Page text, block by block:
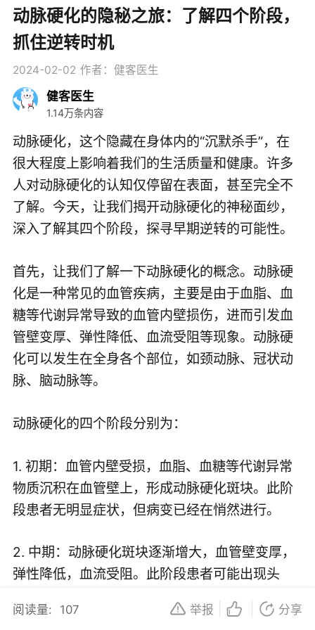
动脉硬化的隐秘之旅：了解四个阶段，
抓住逆转时机
2024-02-02 作者：健客医生
健客医生
1.14万条内容
动脉硬化，这个隐藏在身体内的“沉默杀手”，在
很大程度上影响着我们的生活质量和健康。许多
人对动脉硬化的认知仅停留在表面，甚至完全不
了解。今天，让我们揭开动脉硬化的神秘面纱，
深入了解其四个阶段，探寻早期逆转的可能性。
首先，让我们了解一下动脉硬化的概念。动脉硬
化是一种常见的血管疾病，主要是由于血脂、血
糖等代谢异常导致的血管内壁损伤，进而引发血
管壁变厚、弹性降低、血流受阻等现象。动脉硬
化可以发生在全身各个部位，如颈动脉、冠状动
脉、脑动脉等。
动脉硬化的四个阶段分别为：
1. 初期：血管内壁受损，血脂、血糖等代谢异常
物质沉积在血管壁上，形成动脉硬化斑块。此阶
段患者无明显症状，但病变已经在悄然进行。
2. 中期：动脉硬化斑块逐渐增大，血管壁变厚，
弹性降低，血流受阻。此阶段患者可能出现头
阅读量: 107 举报 分享